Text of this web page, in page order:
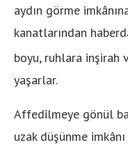
aydın görme
kanatlarından
boyu, ruhlara inşirah
yaşarlar.
Affedilmeye gönül
uzak düşünme